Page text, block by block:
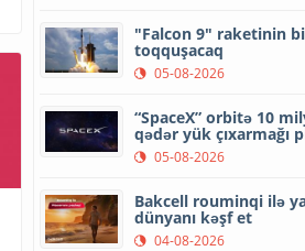
"Falcon 9" raketinin
toqquşacaq
05-08-2026
“SpaceX” orbitə 10
qədər yük çıxarmağı
05-08-2026
Bakcell rouminqi ilə
dünyanı kəşf et
04-08-2026